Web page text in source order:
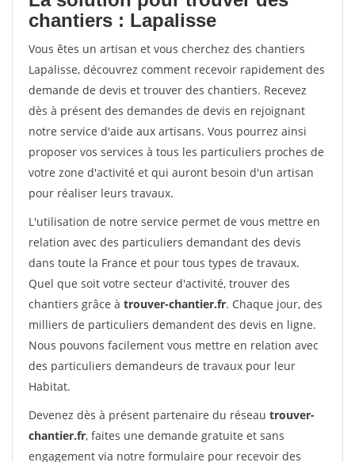
chantiers : Lapalisse
Vous êtes un artisan et vous cherchez des chantiers
Lapalisse, découvrez comment recevoir rapidement des
demande de devis et trouver des chantiers. Recevez
dès à présent des demandes de devis en rejoignant
notre service d'aide aux artisans. Vous pourrez ainsi
proposer vos services à tous les particuliers proches de
votre zone d'activité et qui auront besoin d'un artisan
pour réaliser leurs travaux.
L'utilisation de notre service permet de vous mettre en
relation avec des particuliers demandant des devis
dans toute la France et pour tous types de travaux.
Quel que soit votre secteur d'activité, trouver des
chantiers grâce à trouver-chantier.fr. Chaque jour, des
milliers de particuliers demandent des devis en ligne.
Nous pouvons facilement vous mettre en relation avec
des particuliers demandeurs de travaux pour leur
Habitat.
Devenez dès à présent partenaire du réseau trouver-
chantier.fr, faites une demande gratuite et sans
engagement via notre formulaire pour recevoir des